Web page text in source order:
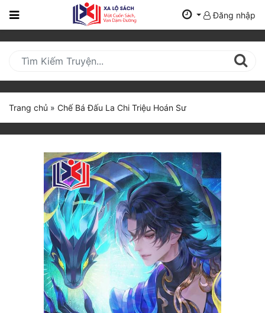
Trang
Mới
Cập
Nhật
(current)
Truyện Mới Ra
Hoàn Thành
Đăng nhập
Trang chủ » Chế Bá Đấu La Chi Triệu Hoán Sư